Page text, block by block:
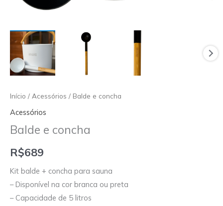
Início / Acessórios / Balde e concha
Acessórios
Balde e concha
R$689
Kit balde + concha para sauna
– Disponível na cor branca ou preta
– Capacidade de 5 litros